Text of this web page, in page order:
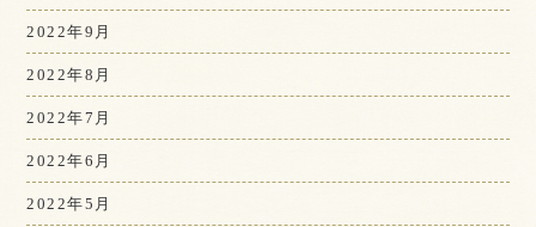
2022年9月
2022年8月
2022年7月
2022年6月
2022年5月